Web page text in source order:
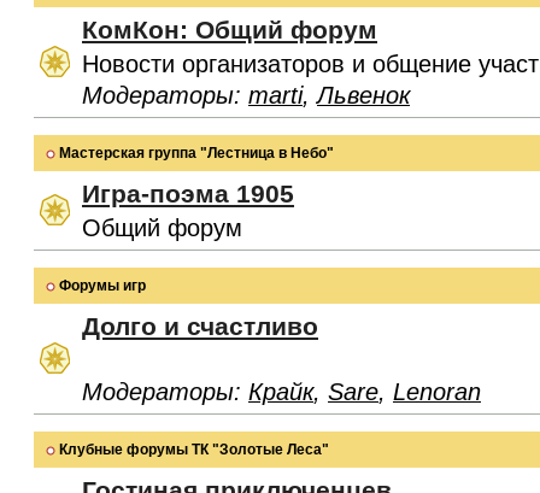
КомКон: Общий форум
Новости организаторов и общение
Модераторы: marti,Львенок
Мастерская группа "Лестница в Небо"
Игра-поэма 1905
Общий форум
Форумы игр
Долго и счастливо
Модераторы: Крайк, Sare, Lenoran
Клубные форумы ТК "Золотые Леса"